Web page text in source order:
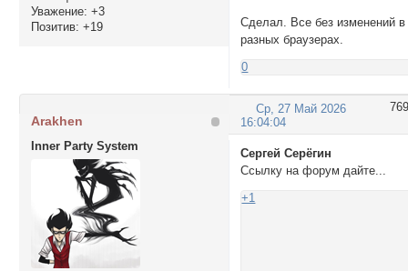
Уважение: +3
Позитив: +19
Сделал. Все без изменений в
разных браузерах.
0
769
Ср, 27 Май 2026
16:04:04
Arakhen
Inner Party System
Сергей Серёгин
Ссылку на форум дайте...
+1